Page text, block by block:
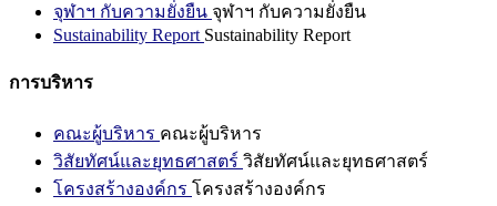
จุฬาฯ กับความยั่งยืน จุฬาฯ กับความยั่งยืน
Sustainability Report Sustainability Report
การบริหาร
คณะผู้บริหาร คณะผู้บริหาร
วิสัยทัศน์และยุทธศาสตร์ วิสัยทัศน์และยุทธศาสตร์
โครงสร้างองค์กร โครงสร้างองค์กร